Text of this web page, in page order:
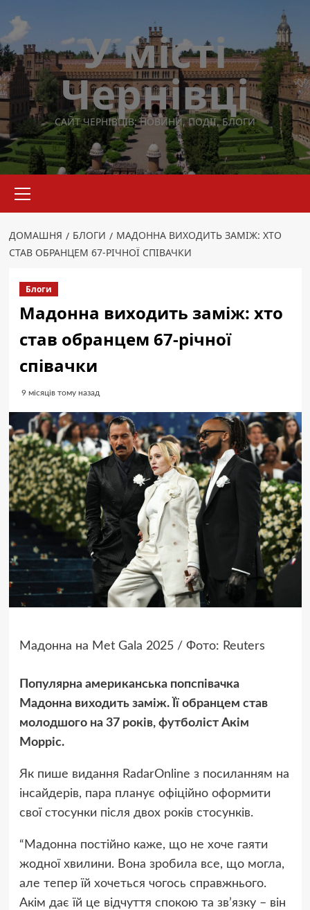
до
вмісту
У місті
Чернівці
САЙТ ЧЕРНІВЦІВ: НОВИНИ, ПОДІЇ, БЛОГИ
меню
ДОМАШНЯ БЛОГИ
МАДОННА ВИХОДИТЬ ЗАМІЖ: ХТО
СТАВ ОБРАНЦЕМ 67-РІЧНОЇ СПІВАЧКИ
Блоги
Мадонна виходить заміж: хто
став обранцем 67-річної
співачки
9 місяців тому назад
Мадонна на Met Gala 2025 / Фото: Reuters
Популярна американська попспівачка
Мадонна виходить заміж. Її обранцем став
молодшого на 37 років, футболіст Акім
Морріс.
Як пише видання RadarOnline з посиланням на
інсайдерів, пара планує офіційно оформити
свої стосунки після двох років стосунків.
“Мадонна постійно каже, що не хоче гаяти
жодної хвилини. Вона зробила все, що могла,
але тепер їй хочеться чогось справжнього.
Акім дає їй це відчуття спокою та зв’язку – він